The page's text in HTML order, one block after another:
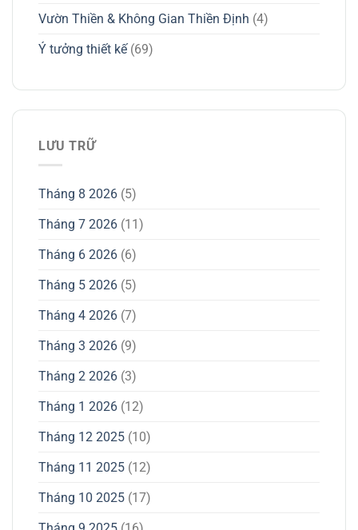
Vườn Thiền & Không Gian Thiền Định (4)
Ý tưởng thiết kế(69)
LƯU TRỮ
Tháng 8 2026 (5)
Tháng 7 2026 (11)
Tháng 6 2026 (6)
Tháng 5 2026 (5)
Tháng 4 2026 (7)
Tháng 3 2026 (9)
Tháng 2 2026 (3)
Tháng 1 2026 (12)
Tháng 12 2025 (10)
Tháng 11 2025 (12)
Tháng 10 2025 (17)